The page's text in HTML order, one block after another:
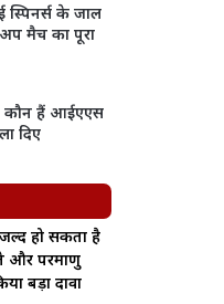
स्पिनर्स के जाल
अप मैच का पूरा
कौन हैं आईएएस
दिए
हो सकता है
और परमाणु
बड़ा दावा